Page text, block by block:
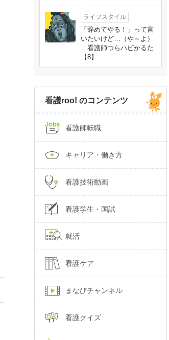
ライフスタイル
「辞めてやる！」って言
いたいけど…（や～よ）
｜看護師つらハピかるた
【8】
看護roo! のコンテンツ
看護師転職
キャリア・働き方
看護技術動画
看護学生・国試
就活
看護ケア
まなびチャンネル
看護クイズ